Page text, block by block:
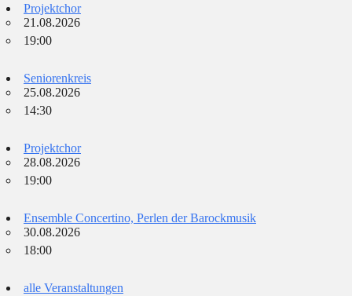
Projektchor
21.08.2026
19:00
Seniorenkreis
25.08.2026
14:30
Projektchor
28.08.2026
19:00
Ensemble Concertino, Perlen der Barockmusik
30.08.2026
18:00
alle Veranstaltungen